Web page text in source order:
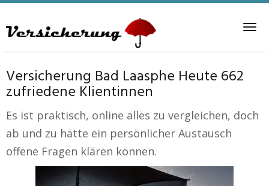
to
Versicherung Bad Laasphe Heute 662
zufriedene Klientinnen
Es ist praktisch, online alles zu vergleichen, doch
ab und zu hätte ein persönlicher Austausch
offene Fragen klären können.